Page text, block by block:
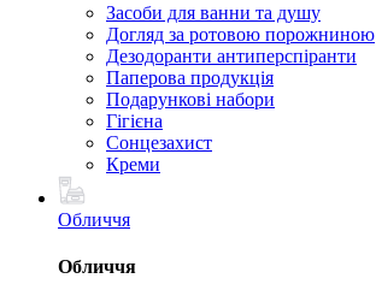
Засоби для ванни та душу
Догляд за ротовою порожниною
Дезодоранти антиперспіранти
Паперова продукція
Подарункові набори
Гігієна
Сонцезахист
Креми
Обличчя
Обличчя